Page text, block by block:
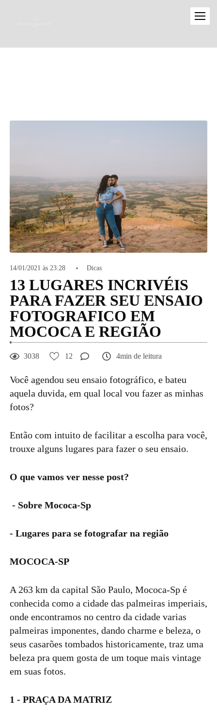
14/01/2021 às 23:28 Dicas
13 LUGARES INCRIVÉIS
PARA FAZER SEU ENSAIO
FOTOGRAFICO EM
MOCOCA E REGIÃO
3038 12 4min de leitura
Você agendou seu ensaio fotográfico, e bateu
aquela duvida, em qual local vou fazer as minhas
fotos?
Então com intuito de facilitar a escolha para você,
trouxe alguns lugares para fazer o seu ensaio.
O que vamos ver nesse post?
- Sobre Mococa-Sp
- Lugares para se fotografar na região
MOCOCA-SP
A 263 km da capital São Paulo, Mococa-Sp é
conhecida como a cidade das palmeiras imperiais,
onde encontramos no centro da cidade varias
palmeiras imponentes, dando charme e beleza, o
seus casarões tombados historicamente, traz uma
beleza pra quem gosta de um toque mais vintage
em suas fotos.
1 - PRAÇA DA MATRIZ